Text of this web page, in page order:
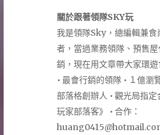
關於跟著領隊SKY玩
我是領隊Sky，總編輯兼食
者，當過業務領隊、預售
銷，現在用文章帶大家環遊
• 最會行銷的領隊 • １億瀏
部落格創辦人 • 觀光局指
玩家部落客》 • 合作：